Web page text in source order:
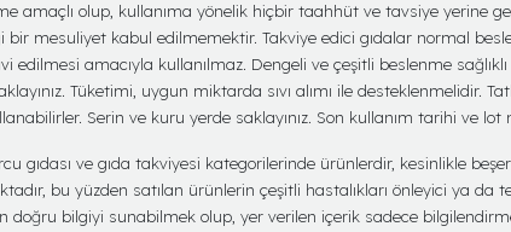
amaçlı olup, kullanıma yönelik hiçbir taahhüt ve tavsiye yerine
mesuliyet kabul edilmemektir. Takviye edici gıdalar normal
edilmesi amacıyla kullanılmaz. Dengeli ve çeşitli beslenme
Tüketimi, uygun miktarda sıvı alımı ile desteklenmelidir.
Serin ve kuru yerde saklayınız. Son kullanım tarihi ve lot
gıdası ve gıda takviyesi kategorilerinde ürünlerdir, kesinlikle
bu yüzden satılan ürünlerin çeşitli hastalıkları önleyici ya da
doğru bilgiyi sunabilmek olup, yer verilen içerik sadece